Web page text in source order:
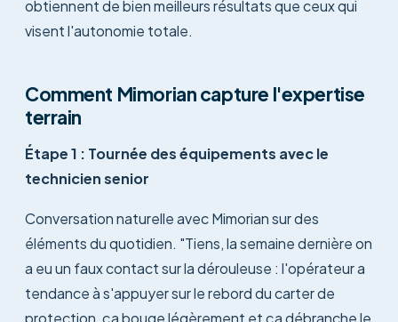
obtiennent de bien meilleurs résultats que ceux qui
visent l'autonomie totale.
Comment Mimorian capture l'expertise
terrain
Étape 1 : Tournée des équipements avec le
technicien senior
Conversation naturelle avec Mimorian sur des
éléments du quotidien. "Tiens, la semaine dernière on
a eu un faux contact sur la dérouleuse : l'opérateur a
tendance à s'appuyer sur le rebord du carter de
protection, ça bouge légèrement et ça débranche le